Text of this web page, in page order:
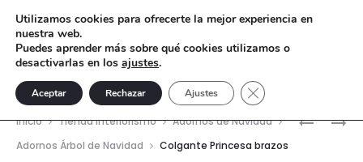
CORONA
Inicio Tienda interiorismo
Adornos de Navidad
Adornos Árbol de Navidad
Colgante Princesa brazos
Utilizamos cookies para ofrecerte la mejor experiencia en
nuestra web.
Puedes aprender más sobre qué cookies utilizamos o
desactivarlas en los ajustes.
Aceptar Rechazar Ajustes Cerrar el banner de